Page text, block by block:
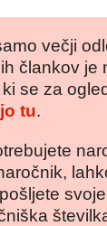
večji
člankov je
se za
tu.